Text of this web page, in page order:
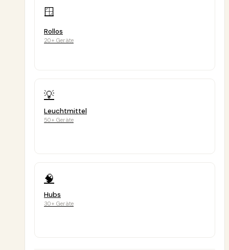
🪟
Rollos
20+ Geräte
💡
Leuchtmittel
50+ Geräte
🧠
Hubs
30+ Geräte